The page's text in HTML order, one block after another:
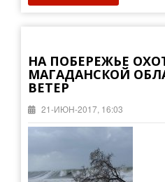
НА ПОБЕРЕЖЬЕ
МАГАДАНСКОЙ
ВЕТЕР
21-ИЮН-2017, 16:03